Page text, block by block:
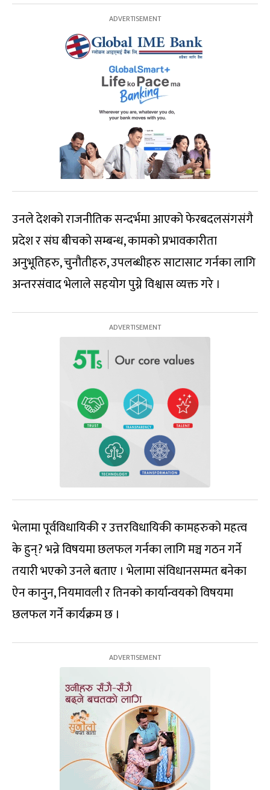
उनले देशको राजनीतिक सन्दर्भमा आएको फेरबदलसंगसंगै
प्रदेश र संघ बीचको सम्बन्ध, कामको प्रभावकारीता
अनुभूतिहरु, चुनौतीहरु, उपलब्धीहरु साटासाट गर्नका लागि
अन्तरसंवाद भेलाले सहयोग पुग्ने विश्वास व्यक्त गरे ।
भेलामा पूर्वविधायिकी र उत्तरविधायिकी कामहरुको महत्व
के हुन्? भन्ने विषयमा छलफल गर्नका लागि मञ्च गठन गर्ने
तयारी भएको उनले बताए । भेलामा संविधानसम्मत बनेका
ऐन कानुन, नियमावली र तिनको कार्यान्वयको विषयमा
छलफल गर्ने कार्यक्रम छ ।